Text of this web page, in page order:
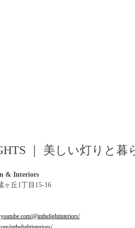
｜ 美しい灯りと暮
& Interiors
ヶ丘1丁目15-16
@inthelightinteriors/